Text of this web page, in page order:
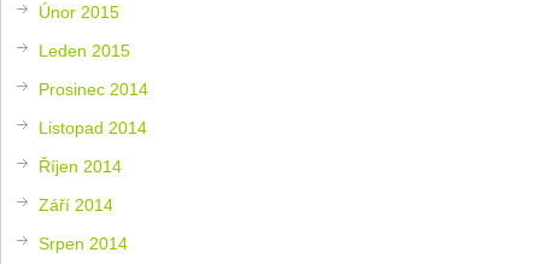
Únor 2015
Leden 2015
Prosinec 2014
Listopad 2014
Říjen 2014
Září 2014
Srpen 2014